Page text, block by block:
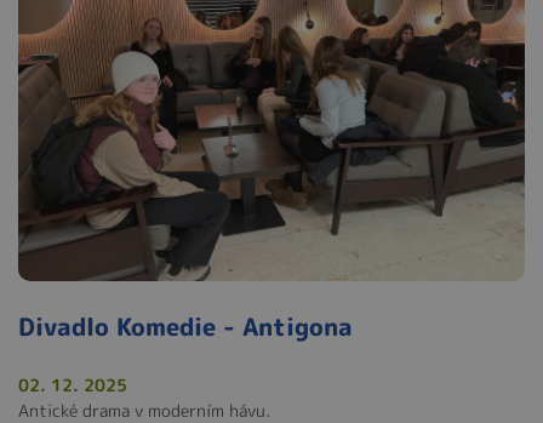
Divadlo Komedie - Antigona
02. 12. 2025
Antické drama v moderním hávu.